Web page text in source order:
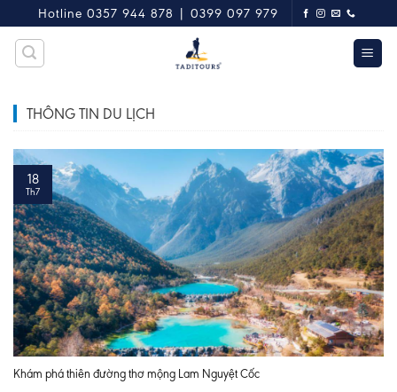
content
Hotline 0357 944 878 | 0399 097 979
THÔNG TIN DU LỊCH
Khám phá thiên đường thơ mộng Lam Nguyệt Cốc
18
Th7